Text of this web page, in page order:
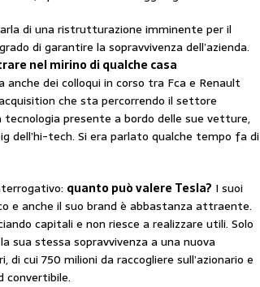
di una ristrutturazione imminente per il
di garantire la sopravvivenza dell’azienda.
nel mirino di qualche casa
anche dei colloqui in corso tra Fca e Renault
che sta percorrendo il settore
presente a bordo delle sue vetture,
dell’hi-tech. Si era parlato qualche tempo fa di
quanto può valere Tesla? I suoi
e anche il suo brand è abbastanza attraente.
capitali e non riesce a realizzare utili. Solo
sua stessa sopravvivenza a una nuova
di cui 750 milioni da raccogliere sull’azionario e
convertibile.